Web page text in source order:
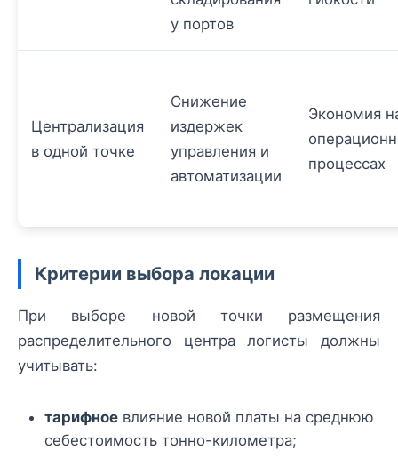
у портов
Централизация
в одной точке
Снижение
издержек
управления и
автоматизации
Экономия
процессах
Критерии выбора локации
При выборе новой точки размещения
распределительного центра логисты должны
учитывать:
тарифное влияние новой платы на среднюю
себестоимость тонно-километра;